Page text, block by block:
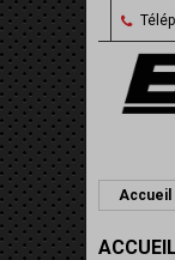
Accueil